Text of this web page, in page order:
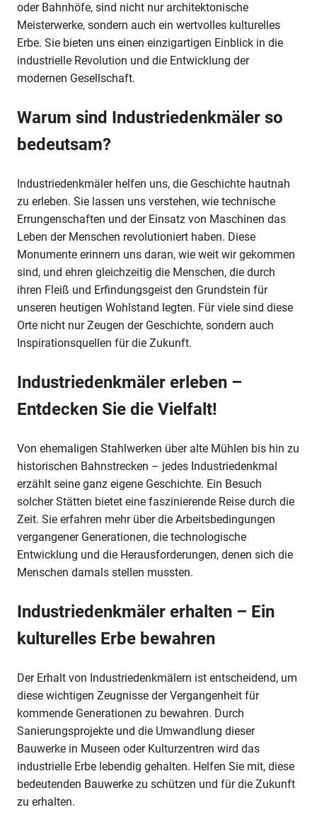
oder Bahnhöfe, sind nicht nur architektonische
Meisterwerke, sondern auch ein wertvolles kulturelles
Erbe. Sie bieten uns einen einzigartigen Einblick in die
industrielle Revolution und die Entwicklung der
modernen Gesellschaft.
Warum sind Industriedenkmäler so
bedeutsam?
Industriedenkmäler helfen uns, die Geschichte hautnah
zu erleben. Sie lassen uns verstehen, wie technische
Errungenschaften und der Einsatz von Maschinen das
Leben der Menschen revolutioniert haben. Diese
Monumente erinnern uns daran, wie weit wir gekommen
sind, und ehren gleichzeitig die Menschen, die durch
ihren Fleiß und Erfindungsgeist den Grundstein für
unseren heutigen Wohlstand legten. Für viele sind diese
Orte nicht nur Zeugen der Geschichte, sondern auch
Inspirationsquellen für die Zukunft.
Industriedenkmäler erleben –
Entdecken Sie die Vielfalt!
Von ehemaligen Stahlwerken über alte Mühlen bis hin zu
historischen Bahnstrecken – jedes Industriedenkmal
erzählt seine ganz eigene Geschichte. Ein Besuch
solcher Stätten bietet eine faszinierende Reise durch die
Zeit. Sie erfahren mehr über die Arbeitsbedingungen
vergangener Generationen, die technologische
Entwicklung und die Herausforderungen, denen sich die
Menschen damals stellen mussten.
Industriedenkmäler erhalten – Ein
kulturelles Erbe bewahren
Der Erhalt von Industriedenkmälern ist entscheidend, um
diese wichtigen Zeugnisse der Vergangenheit für
kommende Generationen zu bewahren. Durch
Sanierungsprojekte und die Umwandlung dieser
Bauwerke in Museen oder Kulturzentren wird das
industrielle Erbe lebendig gehalten. Helfen Sie mit, diese
bedeutenden Bauwerke zu schützen und für die Zukunft
zu erhalten.